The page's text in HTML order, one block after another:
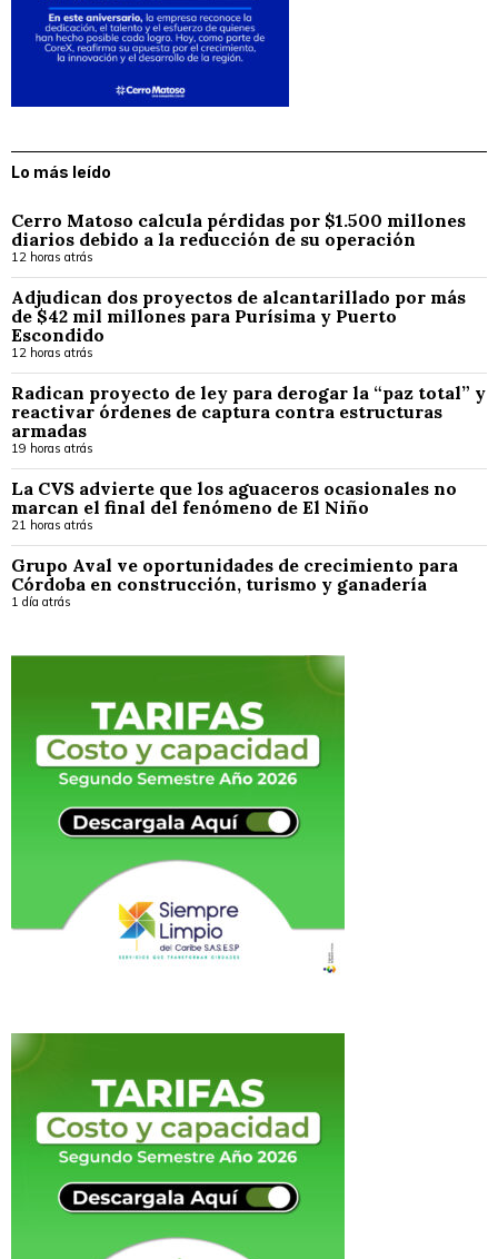
Lo más leído
Cerro Matoso calcula pérdidas por $1.500 millones
diarios debido a la reducción de su operación
12 horas atrás
Adjudican dos proyectos de alcantarillado por más
de $42 mil millones para Purísima y Puerto
Escondido
12 horas atrás
Radican proyecto de ley para derogar la “paz total” y
reactivar órdenes de captura contra estructuras
armadas
19 horas atrás
La CVS advierte que los aguaceros ocasionales no
marcan el final del fenómeno de El Niño
21 horas atrás
Grupo Aval ve oportunidades de crecimiento para
Córdoba en construcción, turismo y ganadería
1 día atrás